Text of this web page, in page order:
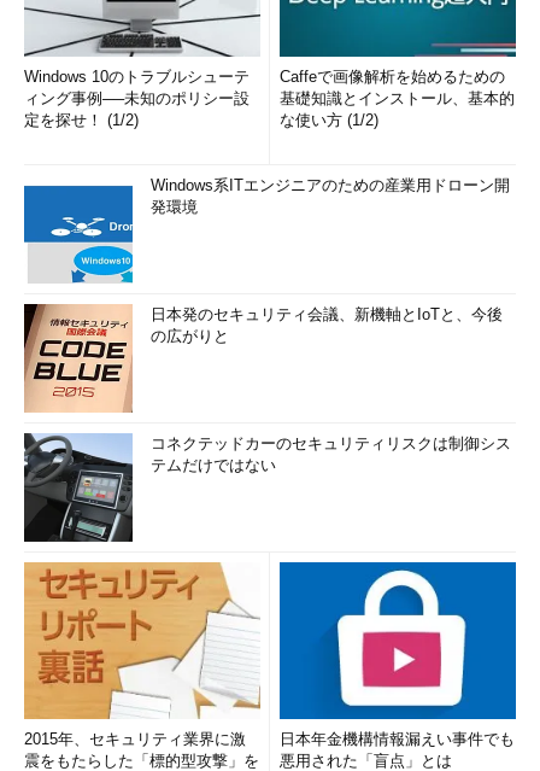
Windows 10のトラブルシューテ
ィング事例──未知のポリシー設
定を探せ！ (1/2)
Caffeで画像解析を始めるための
基礎知識とインストール、基本的
な使い方 (1/2)
Windows系ITエンジニアのための産業用ドローン開
発環境
日本発のセキュリティ会議、新機軸とIoTと、今後
の広がりと
コネクテッドカーのセキュリティリスクは制御シス
テムだけではない
2015年、セキュリティ業界に激
震をもたらした「標的型攻撃」を
日本年金機構情報漏えい事件でも
悪用された「盲点」とは